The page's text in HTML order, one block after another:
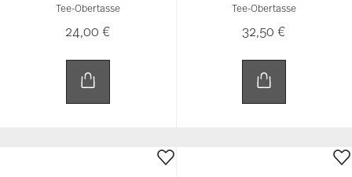
Tee-Obertasse
24,00 €
Tee-Obertasse
32,50 €